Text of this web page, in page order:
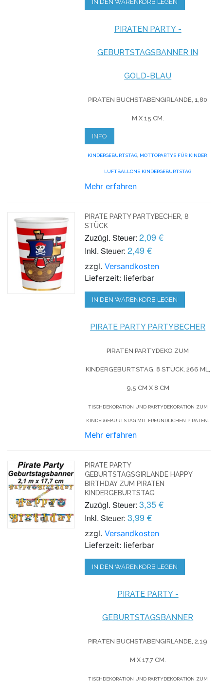
IN DEN WARENKORB LEGEN
PIRATEN PARTY -
GEBURTSTAGSBANNER IN
GOLD-BLAU
PIRATEN BUCHSTABENGIRLANDE, 1,80
M X 15 CM.
INFO
KINDERGEBURTSTAG MOTTOPARTYS FÜR KINDER
LUFTBALLONS KINDERGEBURTSTAG
Mehr erfahren
PIRATE PARTY PARTYBECHER, 8
STÜCK
Zuzügl. Steuer: 2,09 €
Inkl. Steuer: 2,49 €
zzgl.Versandkosten
Lieferzeit: lieferbar
IN DEN WARENKORB LEGEN
PIRATE PARTY PARTYBECHER
PIRATEN PARTYDEKO ZUM
KINDERGEBURTSTAG, 8 STÜCK, 266 ML,
9,5 CM X 8 CM
TISCHDEKORATION UND PARTYDEKORATION ZUM
KINDERGEBURTSTAG MIT FREUNDLICHEN PIRATEN.
Mehr erfahren
PIRATE PARTY
GEBURTSTAGSGIRLANDE HAPPY
BIRTHDAY ZUM PIRATEN
KINDERGEBURTSTAG
Zuzügl. Steuer: 3,35 €
Inkl. Steuer: 3,99 €
zzgl.Versandkosten
Lieferzeit: lieferbar
IN DEN WARENKORB LEGEN
PIRATE PARTY -
GEBURTSTAGSBANNER
PIRATEN BUCHSTABENGIRLANDE, 2,19
M X 17,7 CM.
TISCHDEKORATION UND PARTYDEKORATION ZUM